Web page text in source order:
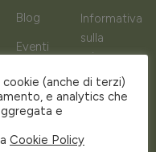
Blog
Eventi
FAQ
Informativa
sulla
privacy
Carta
dei
delle
(anche di terzi)
e analytics che
e
Cookie Policy